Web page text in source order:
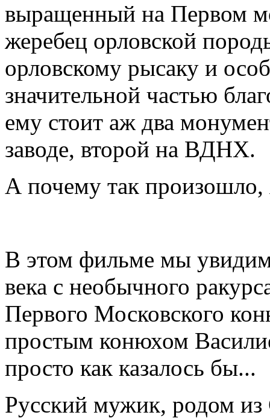
выращенный на Первом
жеребец орловской
орловскому рысаку и
значительной частью
ему стоит аж два
заводе, второй на ВДНХ.
А почему так произошло,
В этом фильме мы
века с необычного
Первого Московского
простым конюхом
просто как казалось бы...
Русский мужик, родом